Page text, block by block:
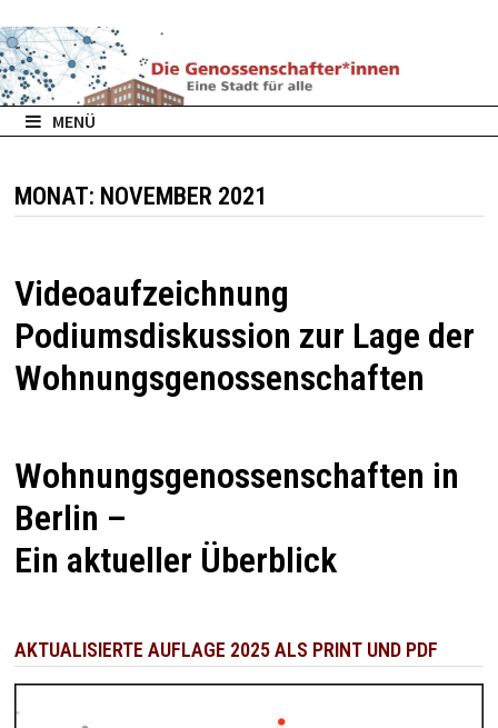
zum
Inhalt
MENÜ
MONAT: NOVEMBER 2021
Videoaufzeichnung
Podiumsdiskussion zur Lage der
Wohnungsgenossenschaften
Wohnungsgenossenschaften in
Berlin –
Ein aktueller Überblick
AKTUALISIERTE AUFLAGE 2025 ALS PRINT UND PDF